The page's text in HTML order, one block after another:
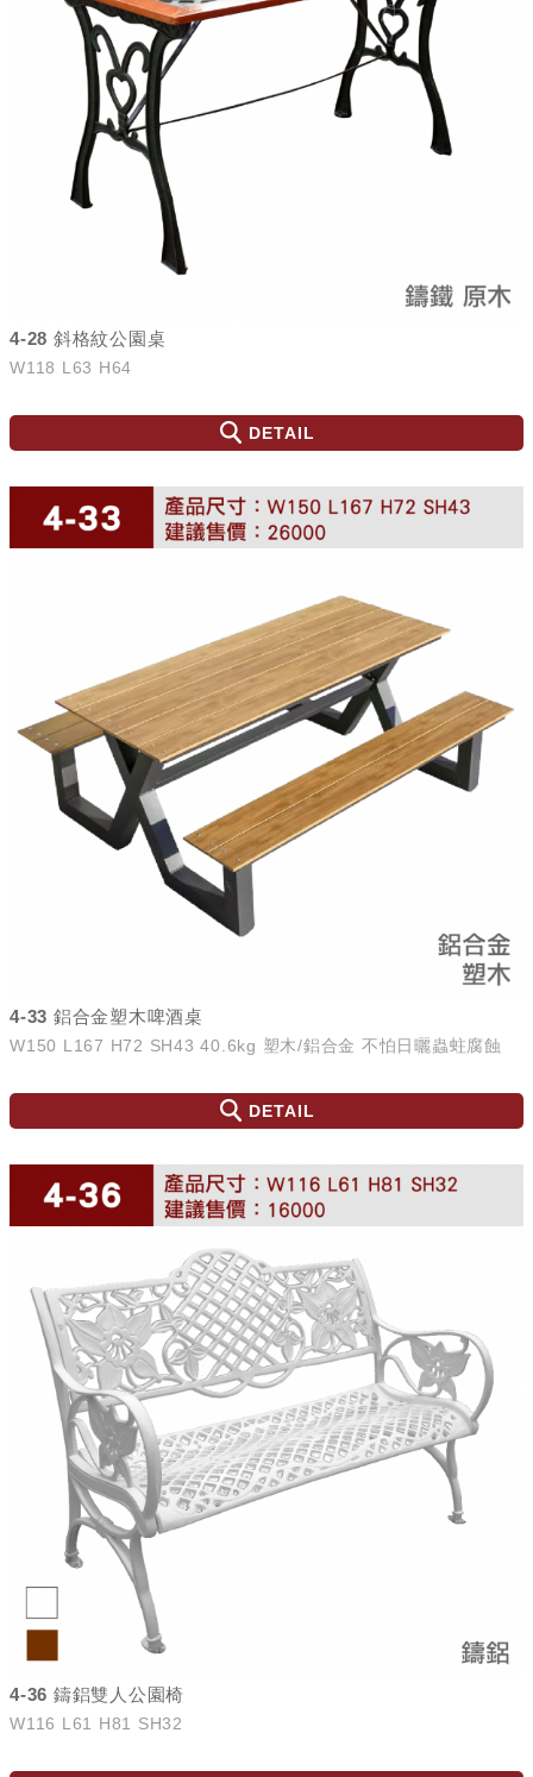
4-28 斜格紋公園桌
W118 L63 H64
DETAIL
4-33 鋁合金塑木啤酒桌
W150 L167 H72 SH43 40.6kg 塑木/鋁合金 不怕日曬蟲蛀腐蝕
DETAIL
4-36 鑄鋁雙人公園椅
W116 L61 H81 SH32